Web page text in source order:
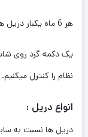
هر 6 ماه یکبار دریل های برقی باید سرویس شوند .
یک دکمه گرد روی
نظام را کنترل میکنیم.
انواع دریل :
دریل ها نسبت به